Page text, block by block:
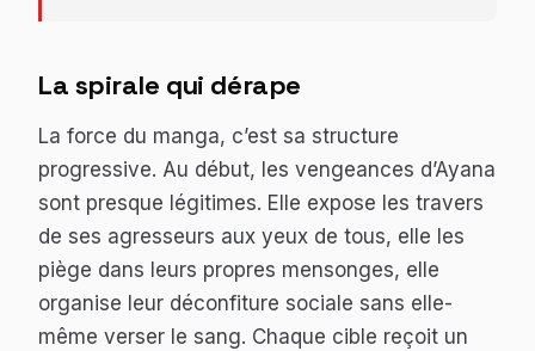
La spirale qui dérape
La force du manga, c’est sa structure
progressive. Au début, les vengeances d’Ayana
sont presque légitimes. Elle expose les travers
de ses agresseurs aux yeux de tous, elle les
piège dans leurs propres mensonges, elle
organise leur déconfiture sociale sans elle-
même verser le sang. Chaque cible reçoit un